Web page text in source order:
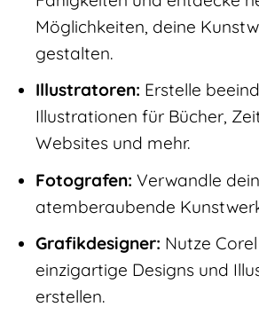
Möglichkeiten, deine
gestalten.
Illustratoren: Erstelle
Illustrationen für Bücher,
Websites und mehr.
Fotografen: Verwandle
atemberaubende
Grafikdesigner: Nutze
einzigartige Designs und
erstellen.